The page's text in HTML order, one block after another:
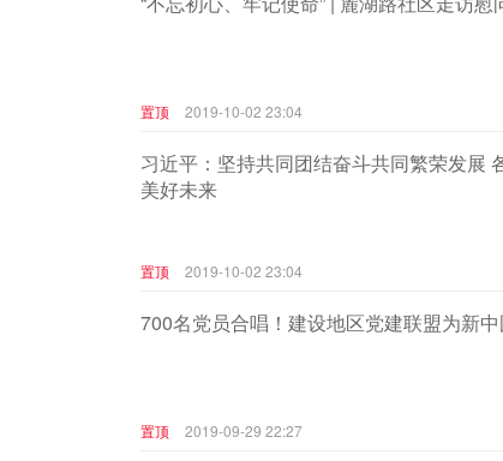
置顶 2019-10-02 23:04
习近平：坚持共同团结奋斗共同繁荣发展
美好未来
置顶 2019-10-02 23:04
700名党员合唱！建设地区党建联盟为新
置顶 2019-09-29 22:27